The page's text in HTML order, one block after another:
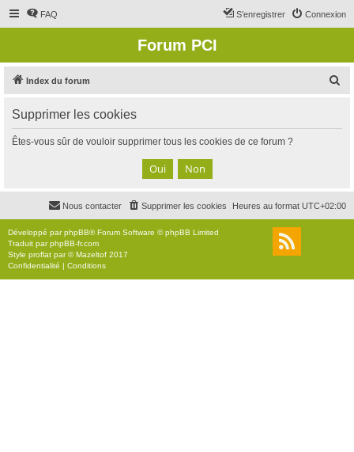
FAQ Connexion
S’enregistrer
Forum PCI
Index du forum
c
Supprimer les cookies
Êtes-vous sûr de vouloir supprimer tous les cookies de ce forum ?
Heures au format UTC+02:00
Supprimer les cookies
Nous contacter
Développé parphpBB® Forum Software © phpBB Limited
Traduit parphpBB-fr.com
Style proflat par ©Mazeltof 2017
Confidentialité | Conditions